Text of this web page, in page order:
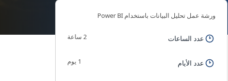
ورشة عمل تحليل البيانات باستخدام Power BI
عدد الساعات 2 ساعة
عدد الأيام 1 يوم